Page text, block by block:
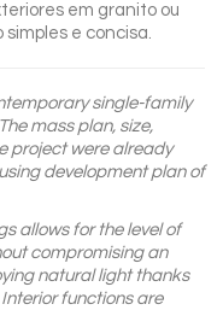
em granito ou
e concisa.
single-family
mass plan, size,
project were already
development plan of
allows for the level of
compromising an
natural light thanks
functions are